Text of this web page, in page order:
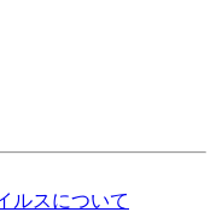
ルスについて